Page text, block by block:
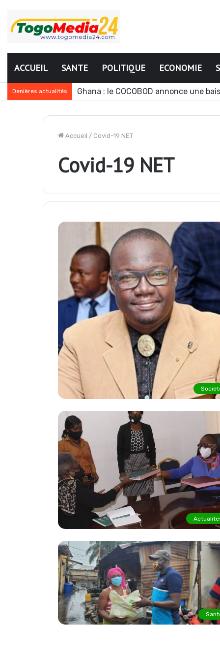
ACCUEIL SANTE POLITIQUE ECONOMIE
Denières actualités Ghana : le COCOBOD annonce une
Accueil / Covid-19 NET
Covid-19 NET